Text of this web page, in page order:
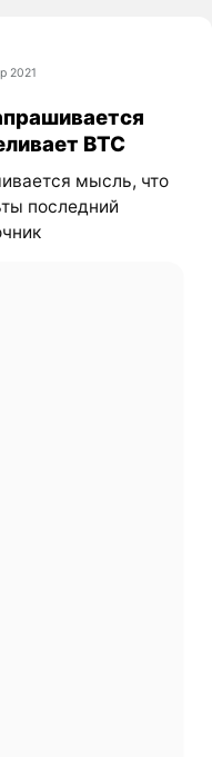
2021
BTC
мысль, что
последний